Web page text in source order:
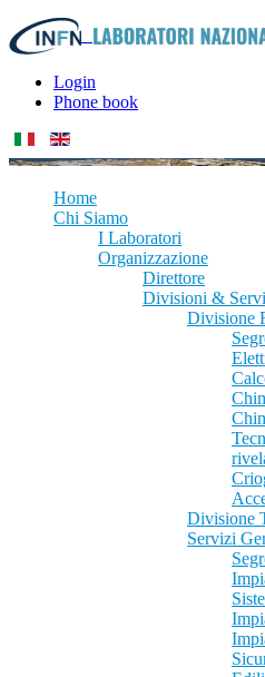
Login
Phone book
Home
Chi Siamo
I Laboratori
Organizzazione
Direttore
Divisioni &
Divisione
Divisione
Servizi